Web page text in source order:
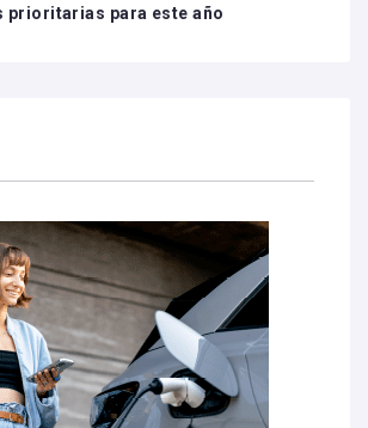
prioritarias para este año